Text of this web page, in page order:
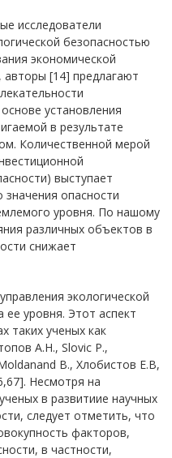
исследователи
безопасностью
экономической
авторы [14] предлагают
установления
в результате
Количественной мерой
выступает
значения опасности
уровня. По нашому
различных объектов в
снижает
экологической
ее уровня. Этот аспект
таких ученых как
А.Н., Slovic P.,
B., Хлобистов Е.В,
Несмотря на
в развитиие научных
следует отметить, что
факторов,
в частности,